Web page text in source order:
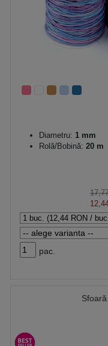
Diametru: 1 mm
Rolă/Bobină: 20 m
pac.